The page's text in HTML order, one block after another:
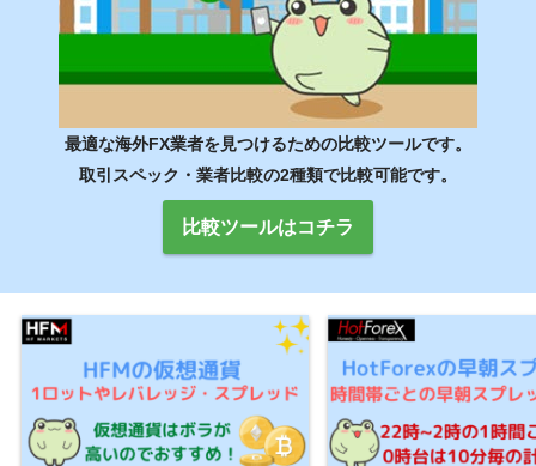
最適な海外FX業者を見つけるための比較ツールです。
取引スペック・業者比較の2種類で比較可能です。
比較ツールはコチラ